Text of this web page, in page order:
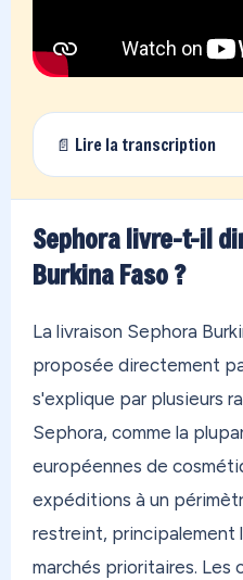
📄 Lire la transcription
ou des boutiques qui
adresse ? On a
OONOC, c'est votre
France métropolitaine.
boutique au monde —
importe. On reçoit tout
regroupe vos achats, et
directement où que vous
Polynésie, au Canada,
12,40€ (frais de port,
Sephora livre-t-il
Burkina Faso ?
La livraison Sephora
proposée directement
s'explique par plusieurs
Sephora, comme la
européennes de
expéditions à un
restreint, principalement
marchés prioritaires. Les